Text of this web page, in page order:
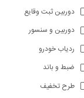
دوربین ثبت وقایع
دوربین و سنسور
ردیاب خودرو
ضبط و باند
طرح تخفیف